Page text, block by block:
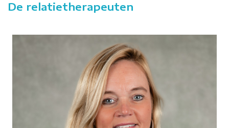
De relatietherapeuten